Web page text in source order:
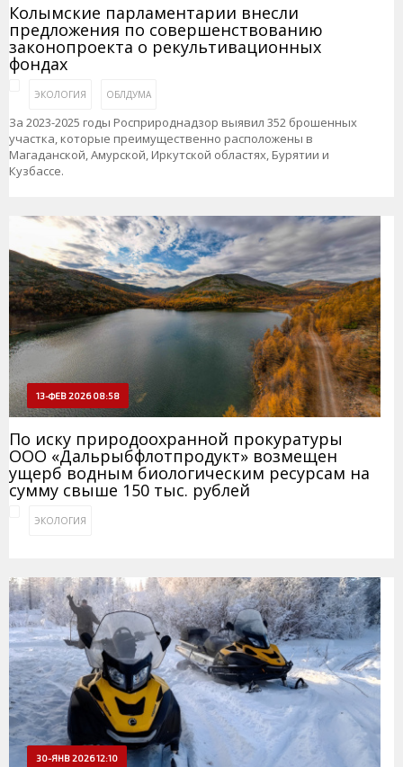
Колымские парламентарии внесли
предложения по совершенствованию
законопроекта о рекультивационных
фондах
ЭКОЛОГИЯ ОБЛДУМА
За 2023-2025 годы Росприроднадзор выявил 352 брошенных
участка, которые преимущественно расположены в
Магаданской, Амурской, Иркутской областях, Бурятии и
Кузбассе.
13-ФЕВ 2026 08:58
По иску природоохранной прокуратуры
ООО «Дальрыбфлотпродукт» возмещен
ущерб водным биологическим ресурсам на
сумму свыше 150 тыс. рублей
ЭКОЛОГИЯ
30-ЯНВ 2026 12:10